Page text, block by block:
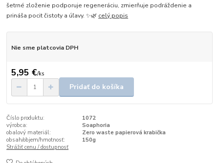
šetrné zloženie podporuje regeneráciu, zmierňuje podráždenie a
prináša pocit čistoty a úľavy. ✨🌿 celý popis
Nie sme platcovia DPH
5,95 €/ks
Pridať do košíka
Číslo produktu:
1072
výrobca:
Soaphoria
obalový materiál:
Zero waste papierová krabička
obsah/objem/hmotnosť:
150g
Strážiť cenu / dostupnosť